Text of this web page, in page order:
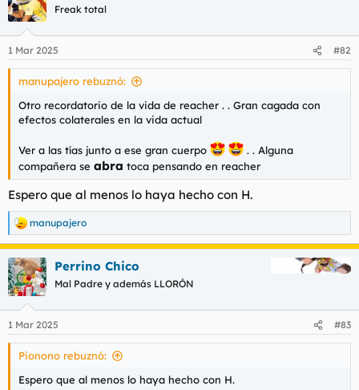
Freak total
1 Mar 2025 #82
manupajero rebuznó:
Otro recordatorio de la vida de reacher . . Gran cagada con
efectos colaterales en la vida actual
Ver a las tías junto a ese gran cuerpo
. . Alguna
compañera se abra toca pensando en reacher
Espero que al menos lo haya hecho con H.
R
e
a
c
c
i
e
s
manupajero
Perrino Chico
Mal Padre y además LLORÓN
1 Mar 2025 #83
Pionono rebuznó:
Espero que al menos lo haya hecho con H.